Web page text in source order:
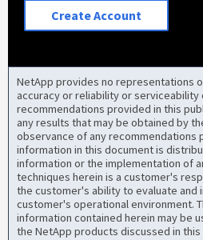
Create Account
NetApp provides no representations
accuracy or reliability or serviceability
recommendations provided in this
any results that may be obtained by
observance of any recommendations
information in this document is
information or the implementation of
techniques herein is a customer's
the customer's ability to evaluate and
customer's operational environment.
information contained herein may be
the NetApp products discussed in this